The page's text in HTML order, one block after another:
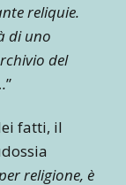
reliquie.
di uno
del
”
fatti, il
religione, è